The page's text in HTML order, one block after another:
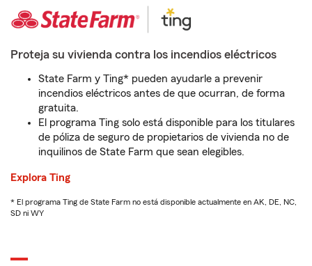
Proteja su vivienda contra los incendios eléctricos
State Farm y Ting* pueden ayudarle a prevenir
incendios eléctricos antes de que ocurran, de forma
gratuita.
El programa Ting solo está disponible para los titulares
de póliza de seguro de propietarios de vivienda no de
inquilinos de State Farm que sean elegibles.
Explora Ting
* El programa Ting de State Farm no está disponible actualmente en AK, DE, NC,
SD ni WY